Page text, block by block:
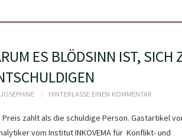
ES BLÖDSINN IST, SICH
HINTERLASSE EINEN KOMMENTAR
zahlt als die schuldige Person. Gastartikel
vom Institut INKOVEMA für Konflikt- und